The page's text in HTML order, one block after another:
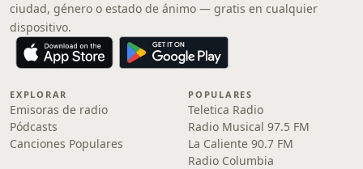
ciudad, género o estado de ánimo — gratis en cualquier
dispositivo.
EXPLORAR
Emisoras de radio
Pódcasts
Canciones Populares
POPULARES
Teletica Radio
Radio Musical 97.5 FM
La Caliente 90.7 FM
Radio Columbia